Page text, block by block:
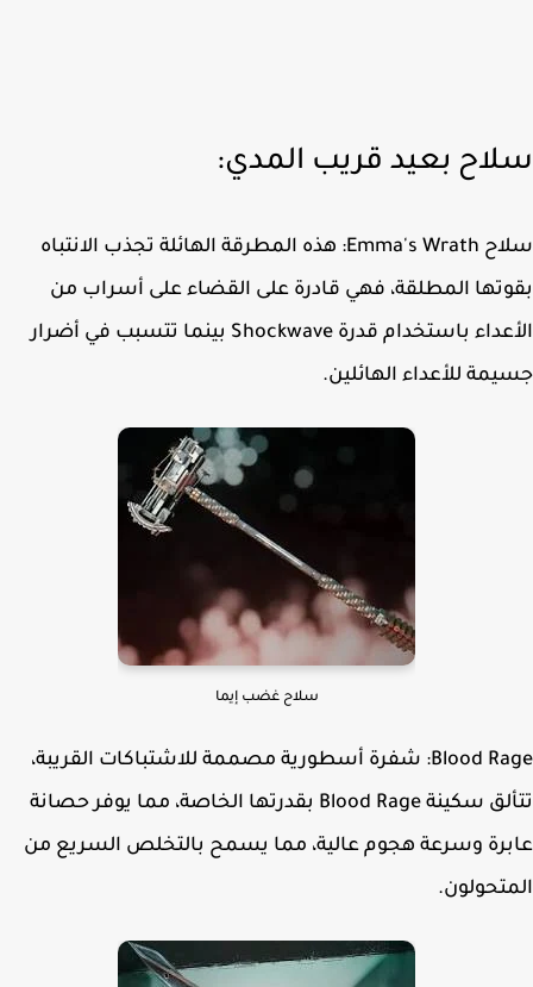
بعيد قريب المدي:
سلاح Emma's Wrath: هذه المطرقة الهائلة تجذب الانتباه
المطلقة، فهي قادرة على القضاء على أسراب من
الأعداء باستخدام قدرة Shockwave بينما تتسبب في أضرار
للأعداء الهائلين.
سلاح غضب إيما
Blood Rage: شفرة أسطورية مصممة للاشتباكات القريبة،
تتألق سكينة Blood Rage بقدرتها الخاصة، مما يوفر حصانة
وسرعة هجوم عالية، مما يسمح بالتخلص السريع من